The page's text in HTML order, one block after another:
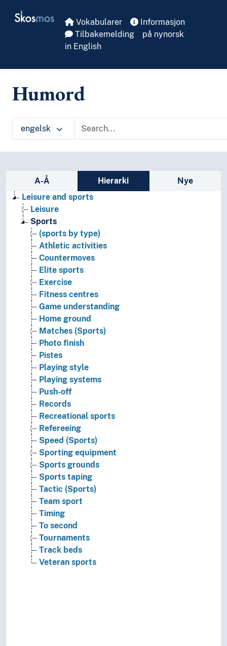
Skosmos Vokabularer
Informasjon
Tilbakemelding
på nynorsk
in English
Humord
engelsk
Sidefelt: navigér i vokabularet på ulike
A-Å Hierarki
Nye
Leisure and sports
Leisure
Sports
(sports by type)
Athletic activities
Countermoves
Elite sports
Exercise
Fitness centres
Game understanding
Home ground
Matches (Sports)
Photo finish
Pistes
Playing style
Playing systems
Push-off
Records
Recreational sports
Refereeing
Speed (Sports)
Sporting equipment
Sports grounds
Sports taping
Tactic (Sports)
Team sport
Timing
To second
Tournaments
Track beds
Veteran sports